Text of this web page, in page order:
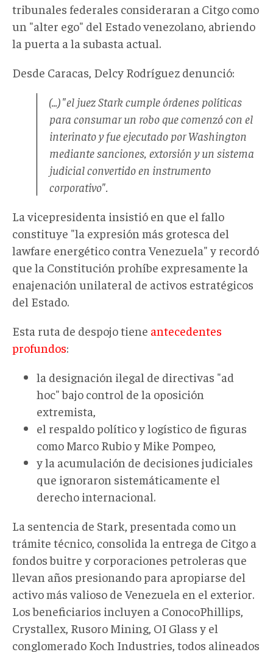
tribunales federales consideraran a Citgo como
un "alter ego" del Estado venezolano, abriendo
la puerta a la subasta actual.
Desde Caracas, Delcy Rodríguez denunció:
(...) "el juez Stark cumple órdenes políticas
para consumar un robo que comenzó con el
interinato y fue ejecutado por Washington
mediante sanciones, extorsión y un sistema
judicial convertido en instrumento
corporativo".
La vicepresidenta insistió en que el fallo
constituye "la expresión más grotesca del
lawfare energético contra Venezuela" y recordó
que la Constitución prohíbe expresamente la
enajenación unilateral de activos estratégicos
del Estado.
Esta ruta de despojo tiene antecedentes
profundos:
la designación ilegal de directivas "ad
hoc" bajo control de la oposición
extremista,
el respaldo político y logístico de figuras
como Marco Rubio y Mike Pompeo,
y la acumulación de decisiones judiciales
que ignoraron sistemáticamente el
derecho internacional.
La sentencia de Stark, presentada como un
trámite técnico, consolida la entrega de Citgo a
fondos buitre y corporaciones petroleras que
llevan años presionando para apropiarse del
activo más valioso de Venezuela en el exterior.
Los beneficiarios incluyen a ConocoPhillips,
Crystallex, Rusoro Mining, OI Glass y el
conglomerado Koch Industries, todos alineados